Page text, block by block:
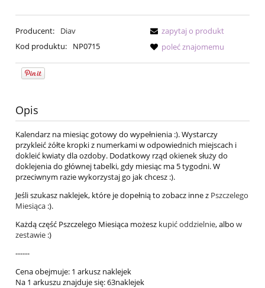
Producent:
Diav
Kod produktu:
NP0715
zapytaj o produkt
poleć znajomemu
Opis
Kalendarz na miesiąc gotowy do wypełnienia :). Wystarczy
przykleić żółte kropki z numerkami w odpowiednich miejscach i
dokleić kwiaty dla ozdoby. Dodatkowy rząd okienek służy do
doklejenia do głównej tabelki, gdy miesiąc ma 5 tygodni. W
przeciwnym razie wykorzystaj go jak chcesz :).
Jeśli szukasz naklejek, które je dopełnią to zobacz inne z Pszczelego
Miesiąca :).
Każdą część Pszczelego Miesiąca możesz kupić oddzielnie, albo w
zestawie :)
------
Cena obejmuje: 1 arkusz naklejek
Na 1 arkuszu znajduje się: 63naklejek